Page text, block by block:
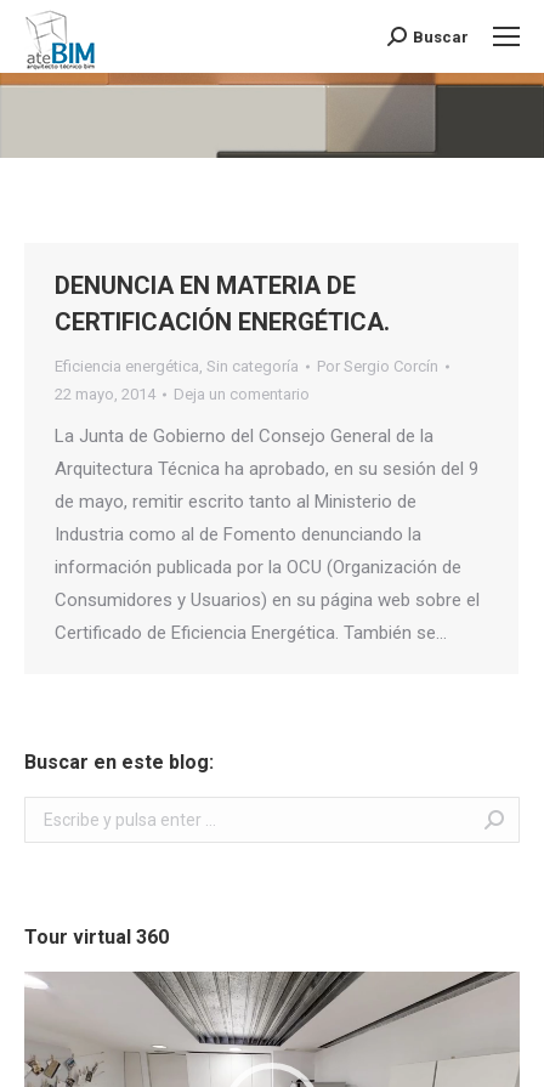
Buscar:
Buscar
DENUNCIA EN MATERIA DE
CERTIFICACIÓN ENERGÉTICA.
Eficiencia energética, Sin categoría Por Sergio Corcín
22 mayo, 2014
Deja un comentario
La Junta de Gobierno del Consejo General de la
Arquitectura Técnica ha aprobado, en su sesión del 9
de mayo, remitir escrito tanto al Ministerio de
Industria como al de Fomento denunciando la
información publicada por la OCU (Organización de
Consumidores y Usuarios) en su página web sobre el
Certificado de Eficiencia Energética. También se…
Buscar en este blog:
Buscar:
Tour virtual 360
Reproductor